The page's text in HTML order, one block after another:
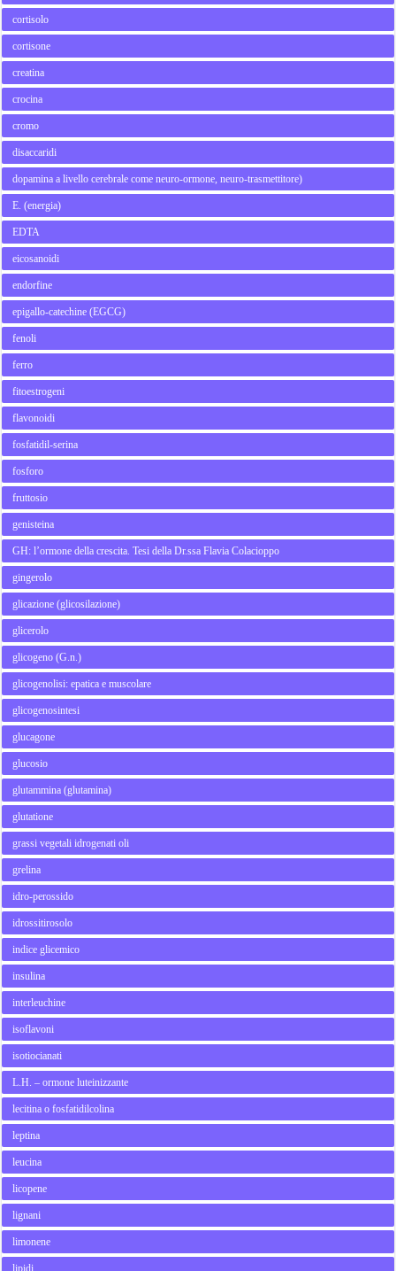
cortisolo
cortisone
creatina
crocina
cromo
disaccaridi
dopamina a livello cerebrale come neuro-ormone, neuro-trasmettitore)
E. (energia)
EDTA
eicosanoidi
endorfine
epigallo-catechine (EGCG)
fenoli
ferro
fitoestrogeni
flavonoidi
fosfatidil-serina
fosforo
fruttosio
genisteina
GH: l’ormone della crescita. Tesi della Dr.ssa Flavia Colacioppo
gingerolo
glicazione (glicosilazione)
glicerolo
glicogeno (G.n.)
glicogenolisi: epatica e muscolare
glicogenosintesi
glucagone
glucosio
glutammina (glutamina)
glutatione
grassi vegetali idrogenati oli
grelina
idro-perossido
idrossitirosolo
indice glicemico
insulina
interleuchine
isoflavoni
isotiocianati
L.H. – ormone luteinizzante
lecitina o fosfatidilcolina
leptina
leucina
licopene
lignani
limonene
lipidi